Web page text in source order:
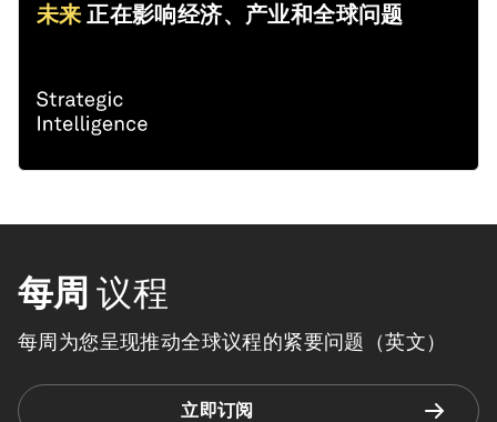
未来 正在影响经济、产业和全球问题
每周 议程
每周为您呈现推动全球议程的紧要问题（英文）
立即订阅